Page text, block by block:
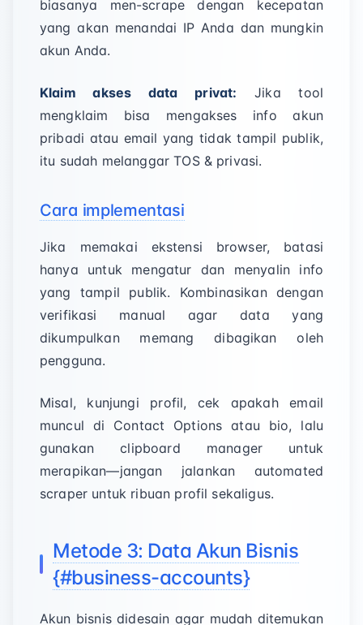
biasanya men-scrape dengan kecepatan
yang akan menandai IP Anda dan mungkin
akun Anda.
Klaim akses data privat: Jika tool
mengklaim bisa mengakses info akun
pribadi atau email yang tidak tampil publik,
itu sudah melanggar TOS & privasi.
Cara implementasi
Jika memakai ekstensi browser, batasi
hanya untuk mengatur dan menyalin info
yang tampil publik. Kombinasikan dengan
verifikasi manual agar data yang
dikumpulkan memang dibagikan oleh
pengguna.
Misal, kunjungi profil, cek apakah email
muncul di Contact Options atau bio, lalu
gunakan clipboard manager untuk
merapikan—jangan jalankan automated
scraper untuk ribuan profil sekaligus.
Metode 3: Data Akun Bisnis
{#business-accounts}
Akun bisnis didesain agar mudah ditemukan